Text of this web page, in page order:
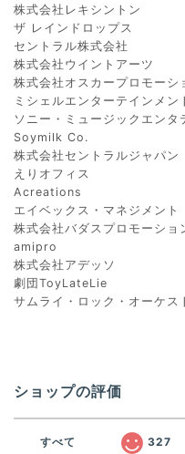
株式会社レキシントン
ザ レインドロップス
セントラル株式会社
株式会社ウイントアーツ
株式会社オスカープロモーシ
ミシェルエンターテインメン
ソニー・ミュージックエンタ
Soymilk Co.
株式会社セントラルジャパン
えりオフィス
Acreations
エイベックス・マネジメント
株式会社バダスプロモーショ
amipro
株式会社アデッソ
劇団ToyLateLie
サムライ・ロック・オーケス
ショップの評価
すべて 327